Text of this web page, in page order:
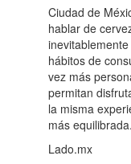
Ciudad de
hablar de
hábitos de
vez más
permitan
la misma
más equilibrada.
Lado.mx